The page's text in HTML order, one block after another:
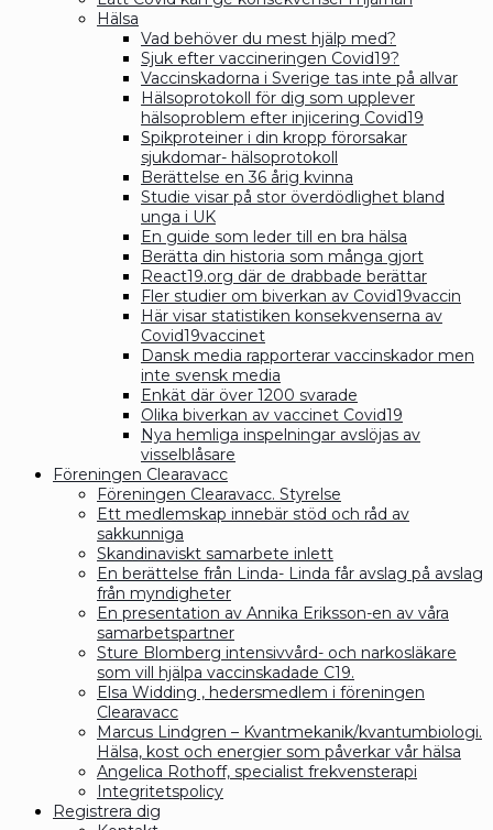
Hälsa
Vad behöver du mest hjälp med?
Sjuk efter vaccineringen Covid19?
Vaccinskadorna i Sverige tas inte på allvar
Hälsoprotokoll för dig som upplever
hälsoproblem efter injicering Covid19
Spikproteiner i din kropp förorsakar
sjukdomar- hälsoprotokoll
Berättelse en 36 årig kvinna
Studie visar på stor överdödlighet bland
unga i UK
En guide som leder till en bra hälsa
Berätta din historia som många gjort
React19.org där de drabbade berättar
Fler studier om biverkan av Covid19vaccin
Här visar statistiken konsekvenserna av
Covid19vaccinet
Dansk media rapporterar vaccinskador men
inte svensk media
Enkät där över 1200 svarade
Olika biverkan av vaccinet Covid19
Nya hemliga inspelningar avslöjas av
visselblåsare
Föreningen Clearavacc
Föreningen Clearavacc. Styrelse
Ett medlemskap innebär stöd och råd av
sakkunniga
Skandinaviskt samarbete inlett
En berättelse från Linda- Linda får avslag på avslag
från myndigheter
En presentation av Annika Eriksson-en av våra
samarbetspartner
Sture Blomberg intensivvård- och narkosläkare
som vill hjälpa vaccinskadade C19.
Elsa Widding , hedersmedlem i föreningen
Clearavacc
Marcus Lindgren – Kvantmekanik/kvantumbiologi.
Hälsa, kost och energier som påverkar vår hälsa
Angelica Rothoff, specialist frekvensterapi
Integritetspolicy
Registrera dig